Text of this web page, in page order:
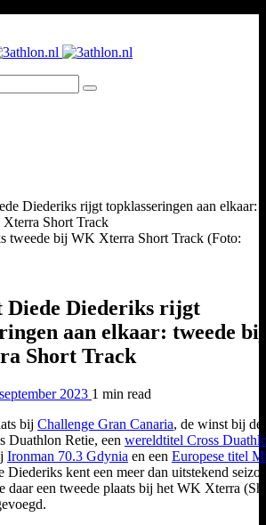
tweede bij WK Xterra Short Track (Foto:
Diede Diederiks rijgt
aan elkaar: tweede bij
Short Track
2023 1 min read
bij Challenge Gran Canaria, de winst bij de
Duathlon Retie, een wereldtitel Cross
Ironman 70.3 Gdynia en een Europese titel
Diederiks kent een meer dan uitstekend
daar een tweede plaats bij het WK Xterra